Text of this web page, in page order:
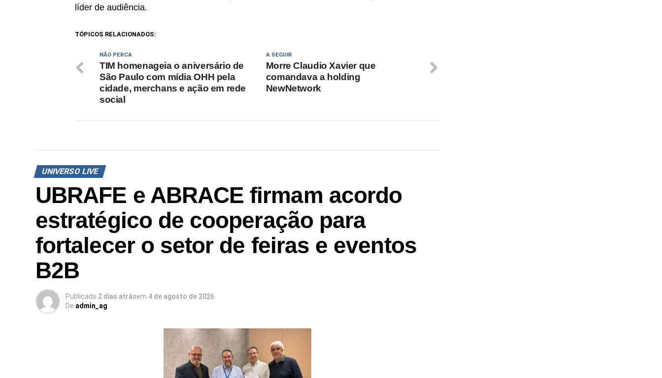
líder de audiência.
TÓPICOS RELACIONADOS:
A SEGUIR
Morre Claudio Xavier que
comandava a holding
NewNetwork
NÃO PERCA
TIM homenageia o aniversário de
São Paulo com mídia OHH pela
cidade, merchans e ação em rede
social
UNIVERSO LIVE
UBRAFE e ABRACE firmam acordo
estratégico de cooperação para
fortalecer o setor de feiras e eventos
B2B
Publicado 2 dias atrásem 4 de agosto de 2026
De admin_ag